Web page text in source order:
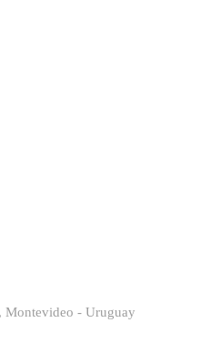
Montevideo - Uruguay